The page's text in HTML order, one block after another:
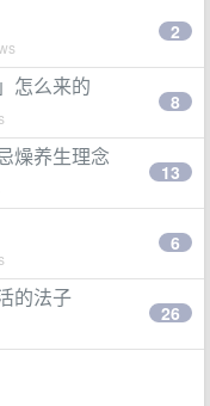
2
怎么来的
8
燥养生理念
13
6
的法子
26